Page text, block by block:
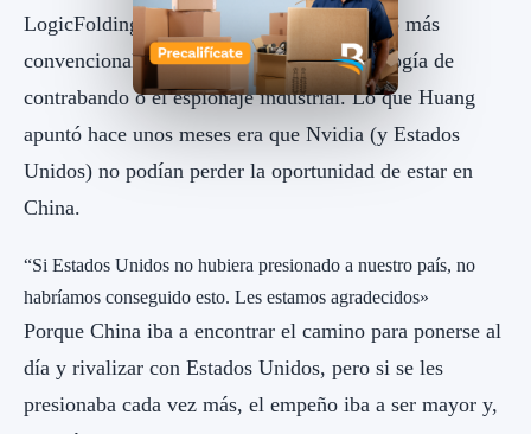
LogicFolding de Huawei hasta otras mucho más
convencionales como la de comprar tecnología de
contrabando o el espionaje industrial. Lo que Huang
apuntó hace unos meses era que Nvidia (y Estados
Unidos) no podían perder la oportunidad de estar en
China.
“Si Estados Unidos no hubiera presionado a nuestro país, no
habríamos conseguido esto. Les estamos agradecidos»
Porque China iba a encontrar el camino para ponerse al
día y rivalizar con Estados Unidos, pero si se les
presionaba cada vez más, el empeño iba a ser mayor y,